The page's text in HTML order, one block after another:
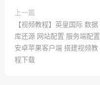
上一篇
【视频教程】英皇国际 数据
库还源 网站配置 服务端配置
安卓苹果客户端 搭建视频教
程下载